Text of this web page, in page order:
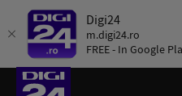
Digi24
m.digi24.ro
FREE - In Google